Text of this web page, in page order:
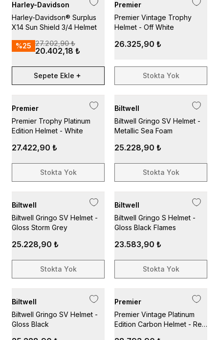
Harley-Davidson
Harley-Davidson® Surplus
X14 Sun Shield 3/4 Helmet
%25 27.202,90 ₺
20.402,18 ₺
Sepete Ekle
Premier
Premier Vintage Trophy
Helmet - Off White
26.325,90 ₺
Stokta Yok
Premier
Premier Trophy Platinum
Edition Helmet - White
27.422,90 ₺
Stokta Yok
Biltwell
Biltwell Gringo SV Helmet -
Metallic Sea Foam
25.228,90 ₺
Stokta Yok
Biltwell
Biltwell Gringo SV Helmet -
Gloss Storm Grey
25.228,90 ₺
Stokta Yok
Biltwell
Biltwell Gringo S Helmet -
Gloss Black Flames
23.583,90 ₺
Stokta Yok
Biltwell
Biltwell Gringo SV Helmet -
Gloss Black
Premier
Premier Vintage Platinum
Edition Carbon Helmet - Red